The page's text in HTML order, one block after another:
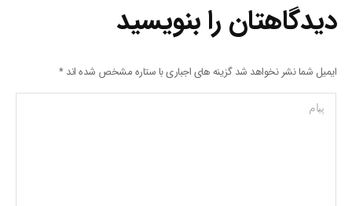
دیدگاهتان را بنویسید
ایمیل شما نشر نخواهد شد گزینه های اجباری با ستاره مشخص شده اند*
پیام